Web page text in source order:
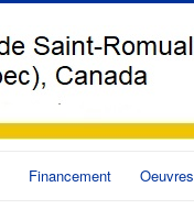
Financement Oeuvres